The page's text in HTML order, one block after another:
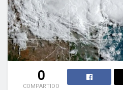
0
COMPARTIDO